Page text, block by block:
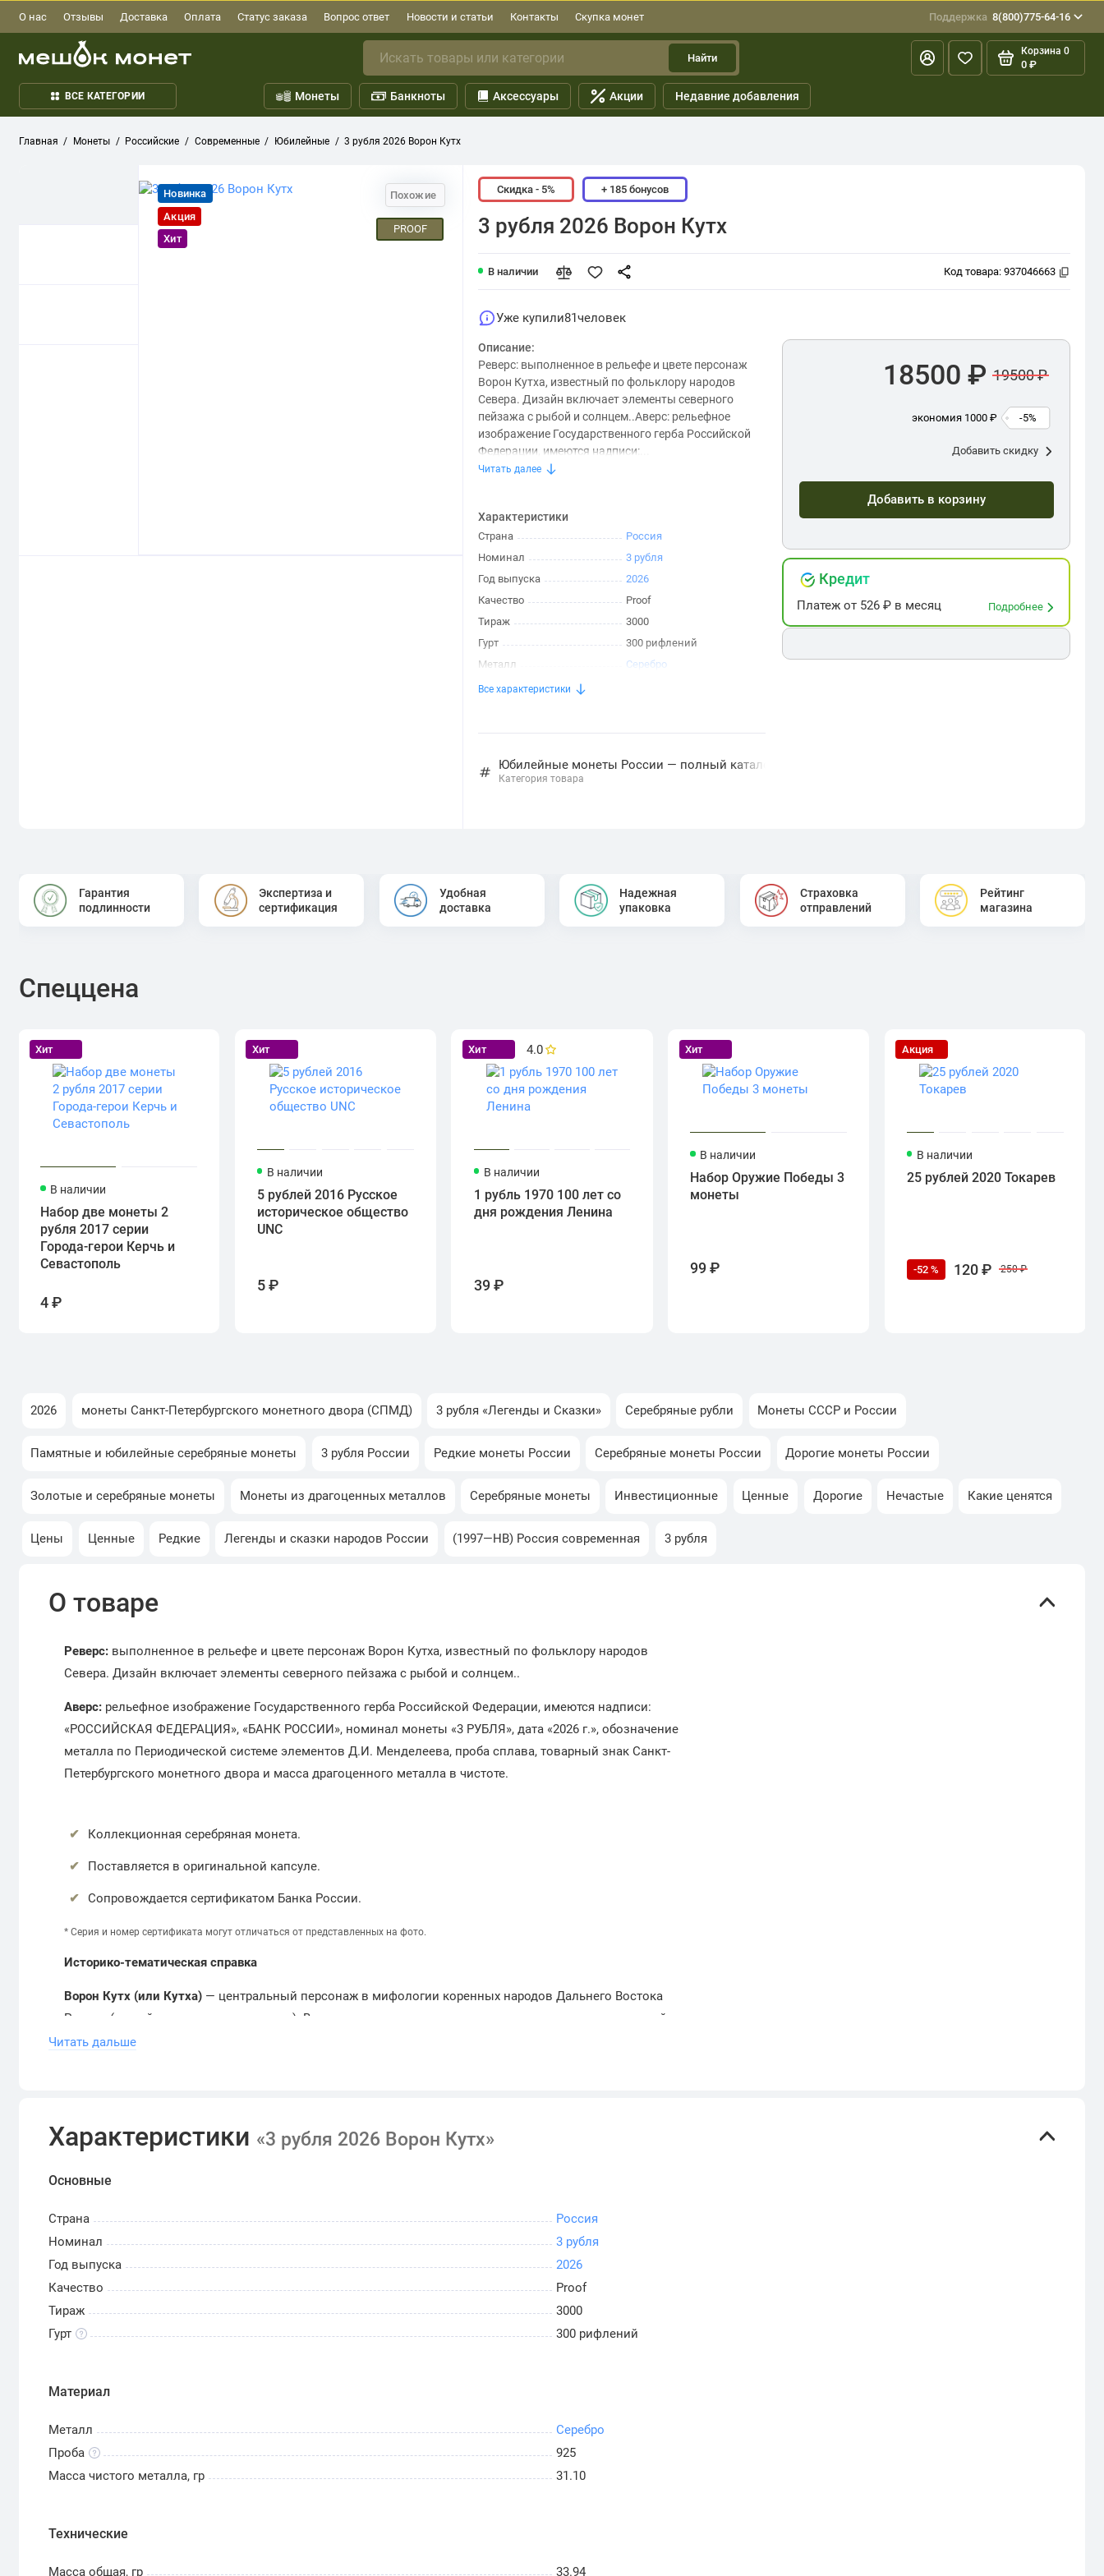
О нас Отзывы Доставка Оплата Статус заказа Вопрос ответ Новости и статьи Контакты Скупка монет Поддержка 8(800)775-64-16
Найти
Корзина 0
0 ₽
ВСЕ КАТЕГОРИИ Монеты Банкноты Аксессуары Акции Недавние добавления
Главная Монеты Российские Современные Юбилейные 3 рубля 2026 Ворон Кутх
Похожие
PROOF
Новинка
Акция
Хит
Скидка - 5% + 185 бонусов
3 рубля 2026 Ворон Кутх
В наличии Код товара: 937046663
Уже купили81человек
Описание:
Реверс: выполненное в рельефе и цвете персонаж
Ворон Кутха, известный по фольклору народов
Севера. Дизайн включает элементы северного
пейзажа с рыбой и солнцем..Аверс: рельефное
изображение Государственного герба Российской
Федерации, имеются надписи:...
Читать далее
Характеристики
Страна
Россия
Номинал
3 рубля
Год выпуска
2026
Качество
Proof
Тираж
3000
Гурт
300 рифлений
Металл
Серебро
Все характеристики
Юбилейные монеты России — полный каталог с 1997 года: все серии и выпуски
Категория товара
18500 ₽ 19500 ₽
экономия 1000 ₽ -5%
Добавить скидку
Добавить в корзину
Кредит
Платеж от 526 ₽ в месяц Подробнее
Гарантия
подлинности
Экспертиза и
сертификация
Удобная
доставка
Надежная
упаковка
Страховка
отправлений
Рейтинг
магазина
Спеццена
Хит
В наличии
Набор две монеты 2
рубля 2017 серии
Города-герои Керчь и
Севастополь
4 ₽
Хит
В наличии
5 рублей 2016 Русское
историческое общество
UNC
5 ₽
Хит 4.0
В наличии
1 рубль 1970 100 лет со
дня рождения Ленина
39 ₽
Хит
В наличии
Набор Оружие Победы 3
монеты
99 ₽
Акция
В наличии
25 рублей 2020 Токарев
-52 % 120 ₽ 250 ₽
2026 монеты Санкт-Петербургского монетного двора (СПМД) 3 рубля «Легенды и Сказки» Серебряные рубли Монеты СССР и России
Памятные и юбилейные серебряные монеты 3 рубля России Редкие монеты России Серебряные монеты России Дорогие монеты России
Золотые и серебряные монеты Монеты из драгоценных металлов Серебряные монеты Инвестиционные Ценные Дорогие Нечастые Какие ценятся
Цены Ценные Редкие Легенды и сказки народов России (1997—НВ) Россия современная 3 рубля
О товаре
Реверс:выполненное в рельефе и цвете персонаж Ворон Кутха, известный по фольклору народов
Севера. Дизайн включает элементы северного пейзажа с рыбой и солнцем..
Аверс:рельефное изображение Государственного герба Российской Федерации, имеются надписи:
«РОССИЙСКАЯ ФЕДЕРАЦИЯ», «БАНК РОССИИ», номинал монеты «3 РУБЛЯ», дата «2026 г.», обозначение
металла по Периодической системе элементов Д.И. Менделеева, проба сплава, товарный знак Санкт-
Петербургского монетного двора и масса драгоценного металла в чистоте.
Коллекционная серебряная монета.
Поставляется в оригинальной капсуле.
Сопровождается сертификатом Банка России.
* Серия и номер сертификата могут отличаться от представленных на фото.
Историко-тематическая справка
Ворон Кутх (или Кутха)— центральный персонаж в мифологии коренных народов Дальнего Востока
России (чукчей, коряков и ительменов). В традиционных легендах он выступает как могущественный
дух-демиург, прародитель человечества, грозный шаман и трикстер, сотворивший землю и управляющий
небесных светил.
Прародитель и культурный герой: Он учит людей добывать огонь, строить жилища и шить одежду.
Читать дальше
Характеристики «3 рубля 2026 Ворон Кутх»
Основные
Страна
Россия
Номинал
3 рубля
Год выпуска
2026
Качество
Proof
Тираж
3000
Гурт
300 рифлений
Материал
Металл
Серебро
Проба
925
Масса чистого металла, гр
31.10
Технические
Масса общая, гр 33.94